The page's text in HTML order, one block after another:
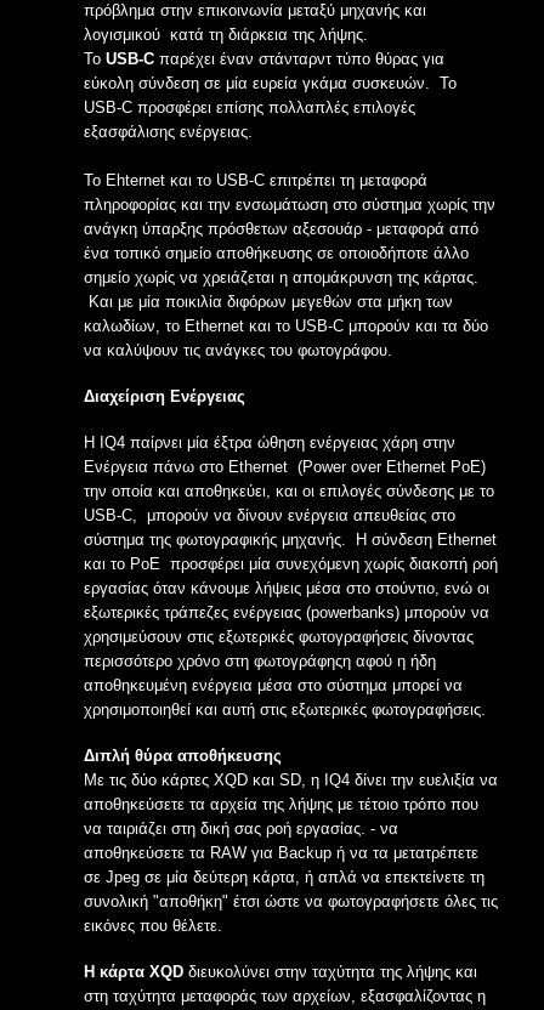
πρόβλημα στην επικοινωνία μεταξύ μηχανής και
λογισμικού κατά τη διάρκεια της λήψης.
Το USB-C παρέχει έναν στάνταρντ τύπο θύρας για
εύκολη σύνδεση σε μία ευρεία γκάμα συσκευών. Το
USB-C προσφέρει επίσης πολλαπλές επιλογές
εξασφάλισης ενέργειας.
Το Ehternet και το USB-C επιτρέπει τη μεταφορά
πληροφορίας και την ενσωμάτωση στο σύστημα χωρίς την
ανάγκη ύπαρξης πρόσθετων αξεσουάρ - μεταφορά από
ένα τοπικό σημείο αποθήκευσης σε οποιοδήποτε άλλο
σημείο χωρίς να χρειάζεται η απομάκρυνση της κάρτας.
Και με μία ποικιλία διφόρων μεγεθών στα μήκη των
καλωδίων, το Ethernet και το USB-C μπορούν και τα δύο
να καλύψουν τις ανάγκες του φωτογράφου.
Διαχείριση Ενέργειας
Η IQ4 παίρνει μία έξτρα ώθηση ενέργειας χάρη στην
Ενέργεια πάνω στο Ethernet (Power over Ethernet PoE)
την οποία και αποθηκεύει, και οι επιλογές σύνδεσης με το
USB-C, μπορούν να δίνουν ενέργεια απευθείας στο
σύστημα της φωτογραφικής μηχανής. Η σύνδεση Ethernet
και το PoE προσφέρει μία συνεχόμενη χωρίς διακοπή ροή
εργασίας όταν κάνουμε λήψεις μέσα στο στούντιο, ενώ οι
εξωτερικές τράπεζες ενέργειας (powerbanks) μπορούν να
χρησιμεύσουν στις εξωτερικές φωτογραφήσεις δίνοντας
περισσότερο χρόνο στη φωτογράφηςη αφού η ήδη
αποθηκευμένη ενέργεια μέσα στο σύστημα μπορεί να
χρησιμοποιηθεί και αυτή στις εξωτερικές φωτογραφήσεις.
Διπλή θύρα αποθήκευσης
Με τις δύο κάρτες XQD και SD, η IQ4 δίνει την ευελιξία να
αποθηκεύσετε τα αρχεία της λήψης με τέτοιο τρόπο που
να ταιριάζει στη δική σας ροή εργασίας. - να
αποθηκεύσετε τα RAW για Backup ή να τα μετατρέπετε
σε Jpeg σε μία δεύτερη κάρτα, ή απλά να επεκτείνετε τη
συνολική "αποθήκη" έτσι ώστε να φωτογραφήσετε όλες τις
εικόνες που θέλετε.
Η κάρτα XQD διευκολύνει στην ταχύτητα της λήψης και
στη ταχύτητα μεταφοράς των αρχείων, εξασφαλίζοντας η